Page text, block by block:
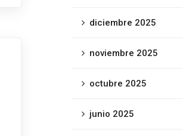
diciembre 2025
noviembre 2025
octubre 2025
junio 2025